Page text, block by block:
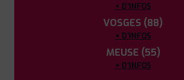
+ D'INFOS
VOSGES (88)
+ D'INFOS
MEUSE (55)
+ D'INFOS